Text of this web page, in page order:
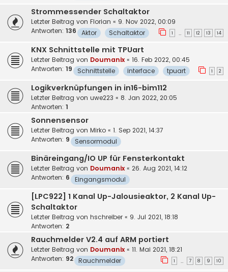
Strommessender Schaltaktor
Letzter Beitrag von Florian « 9. Nov 2022, 00:09
Antworten: 136 1 … 11 12 13 14
Aktor Schaltaktor
KNX Schnittstelle mit TPUart
Letzter Beitrag von Doumanix « 16. Feb 2022, 00:45
Antworten: 19 1 2
Schnittstelle interface tpuart
Logikverknüpfungen in in16-bim112
Letzter Beitrag von uwe223 « 8. Jan 2022, 20:05
Antworten: 1
Sonnensensor
Letzter Beitrag von Mirko « 1. Sep 2021, 14:37
Antworten: 9 Sensormodul
Binäreingang/IO UP für Fensterkontakt
Letzter Beitrag von Doumanix « 26. Aug 2021, 14:12
Antworten: 6 Eingangsmodul
[LPC922] 1 Kanal Up-Jalousieaktor, 2 Kanal Up-
Schaltaktor
Letzter Beitrag von hschreiber « 9. Jul 2021, 18:18
Antworten: 2
Rauchmelder V2.4 auf ARM portiert
Letzter Beitrag von Doumanix « 11. Mai 2021, 18:21
Antworten: 92 1 … 7 8 9 10
Rauchmelder